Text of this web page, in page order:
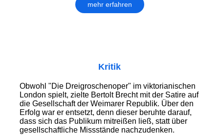
mehr erfahren
Kritik
Obwohl "Die Dreigroschenoper" im viktorianischen
London spielt, zielte Bertolt Brecht mit der Satire auf
die Gesellschaft der Weimarer Republik. Über den
Erfolg war er entsetzt, denn dieser beruhte darauf,
dass sich das Publikum mitreißen ließ, statt über
gesellschaftliche Missstände nachzudenken.